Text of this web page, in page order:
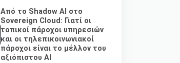
Από το Shadow AI στο
Sovereign Cloud: Γιατί οι
τοπικοί πάροχοι υπηρεσιών
και οι τηλεπικοινωνιακοί
πάροχοι είναι το μέλλον του
αξιόπιστου AI